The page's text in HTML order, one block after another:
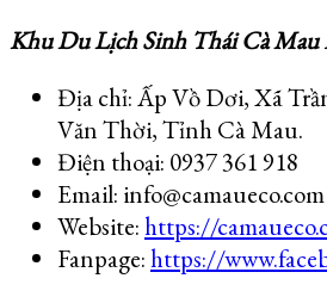
Khu Du Lịch Sinh Thái Cà Mau
Địa chỉ: Ấp Vồ Dơi, Xã
Văn Thời, Tỉnh Cà Mau.
Điện thoại: 0937 361 918
Email: info@camaueco.com
Website:https://
Fanpage:https://